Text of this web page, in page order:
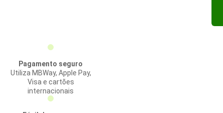
Pagamento seguro
Utiliza MBWay, Apple Pay,
Visa e cartões
internacionais